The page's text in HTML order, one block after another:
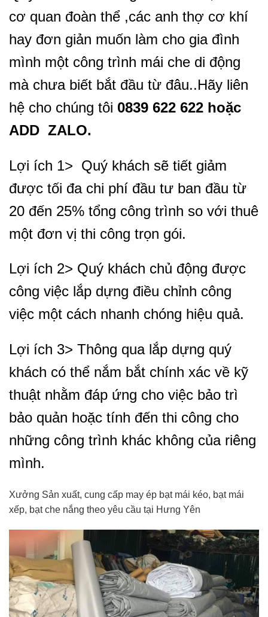
cơ quan đoàn thể ,các anh thợ cơ khí
hay đơn giản muốn làm cho gia đình
mình một công trình mái che di động
mà chưa biết bắt đầu từ đâu..Hãy liên
hệ cho chúng tôi 0839 622 622 hoặc
ADD ZALO.
Lợi ích 1> Quý khách sẽ tiết giảm
được tối đa chi phí đầu tư ban đầu từ
20 đến 25% tổng công trình so với thuê
một đơn vị thi công trọn gói.
Lợi ích 2> Quý khách chủ động được
công việc lắp dựng điều chỉnh công
việc một cách nhanh chóng hiệu quả.
Lợi ích 3> Thông qua lắp dựng quý
khách có thể nắm bắt chính xác về kỹ
thuật nhằm đáp ứng cho việc bảo trì
bảo quản hoặc tính đến thi công cho
những công trình khác không của riêng
mình.
Xưởng Sản xuất, cung cấp may ép bạt mái kéo, bạt mái
xếp, bạt che nắng theo yêu cầu tại Hưng Yên